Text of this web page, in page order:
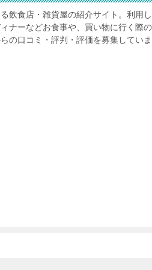
飲食店・雑貨屋の紹介サイト。利用
ナーなどお食事や、買い物に行く際
の口コミ・評判・評価を募集していま